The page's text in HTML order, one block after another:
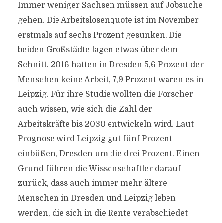
Immer weniger Sachsen müssen auf Jobsuche
gehen. Die Arbeitslosenquote ist im November
erstmals auf sechs Prozent gesunken. Die
beiden Großstädte lagen etwas über dem
Schnitt. 2016 hatten in Dresden 5,6 Prozent der
Menschen keine Arbeit, 7,9 Prozent waren es in
Leipzig. Für ihre Studie wollten die Forscher
auch wissen, wie sich die Zahl der
Arbeitskräfte bis 2030 entwickeln wird. Laut
Prognose wird Leipzig gut fünf Prozent
einbüßen, Dresden um die drei Prozent. Einen
Grund führen die Wissenschaftler darauf
zurück, dass auch immer mehr ältere
Menschen in Dresden und Leipzig leben
werden, die sich in die Rente verabschiedet